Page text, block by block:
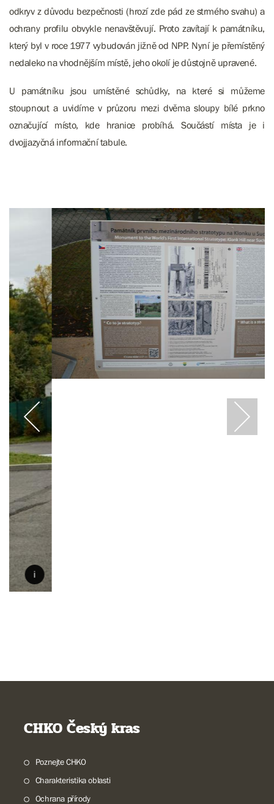
odkryv z důvodu bezpečnosti (hrozí zde pád ze strmého svahu) a
ochrany profilu obvykle nenavštěvují. Proto zavítají k památníku,
který byl v roce 1977 vybudován jižně od NPP. Nyní je přemístěný
nedaleko na vhodnějším místě, jeho okolí je důstojně upravené.
U památníku jsou umístěné schůdky, na které si můžeme
stoupnout a uvidíme v průzoru mezi dvěma sloupy bílé prkno
označující místo, kde hranice probíhá. Součástí místa je i
dvojjazyčná informační tabule.
CHKO Český kras
Poznejte CHKO
Charakteristika oblasti
Ochrana přírody